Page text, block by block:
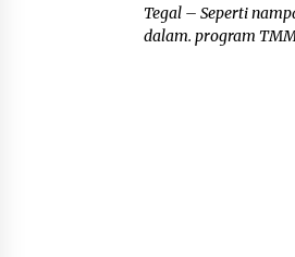
Tegal – Seperti
dalam. program